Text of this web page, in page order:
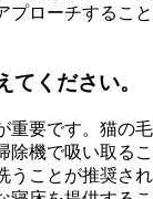
プローチすること
ください。
重要です。猫の毛
除機で吸い取るこ
うことが推奨され